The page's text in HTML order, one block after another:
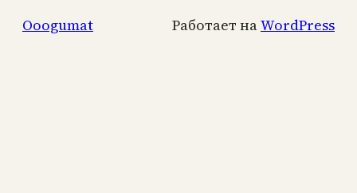
Ooogumat Работает наWordPress